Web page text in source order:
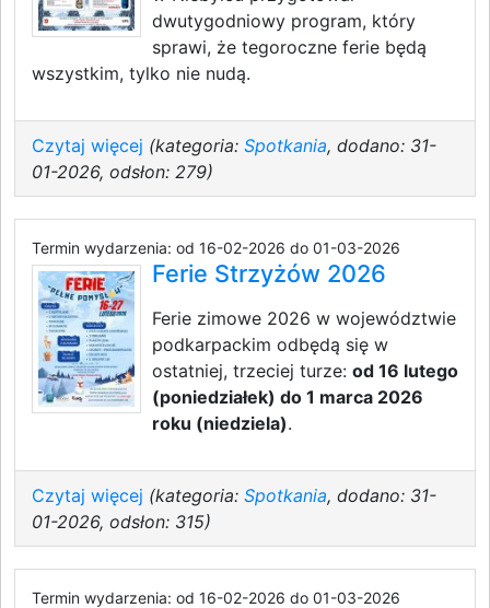
dwutygodniowy program, który
sprawi, że tegoroczne ferie będą
wszystkim, tylko nie nudą.
Czytaj więcej (kategoria: Spotkania, dodano: 31-
01-2026, odsłon: 279)
Termin wydarzenia: od 16-02-2026 do 01-03-2026
Ferie Strzyżów 2026
Ferie zimowe 2026 w województwie
podkarpackim odbędą się w
ostatniej, trzeciej turze: od 16 lutego
(poniedziałek) do 1 marca 2026
roku (niedziela).
Czytaj więcej (kategoria: Spotkania, dodano: 31-
01-2026, odsłon: 315)
Termin wydarzenia: od 16-02-2026 do 01-03-2026